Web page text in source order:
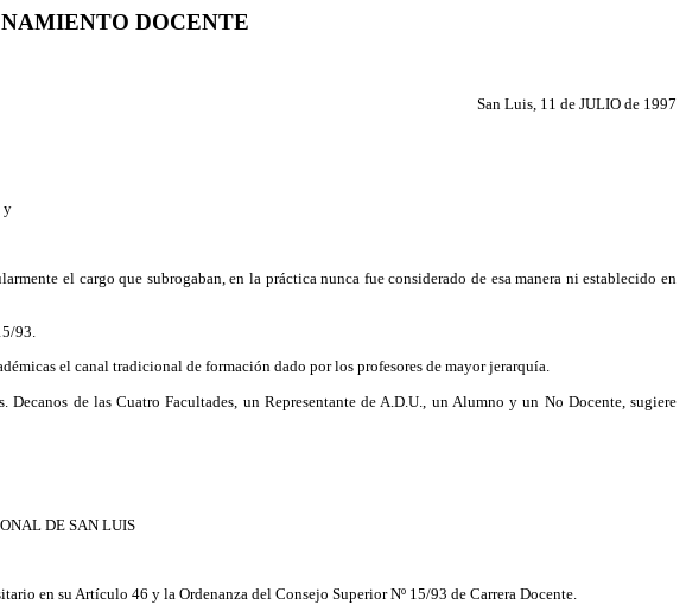
DOCENTE
San Luis, 11 de JULIO de 1997
y
el cargo que subrogaban, en la práctica nunca fue considerado de esa manera ni establecido en
93.
el canal tradicional de formación dado por los profesores de mayor jerarquía.
de las Cuatro Facultades, un Representante de A.D.U., un Alumno y un No Docente, sugiere
DE SAN LUIS
en su Artículo 46 y la Ordenanza del Consejo Superior Nº 15/93 de Carrera Docente.